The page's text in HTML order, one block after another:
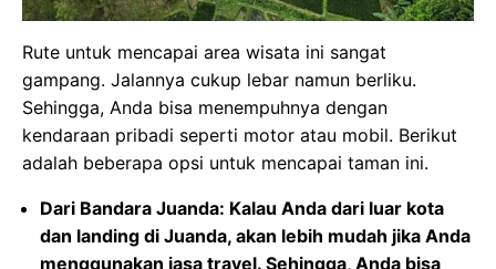
Rute untuk mencapai area wisata ini sangat
gampang. Jalannya cukup lebar namun berliku.
Sehingga, Anda bisa menempuhnya dengan
kendaraan pribadi seperti motor atau mobil. Berikut
adalah beberapa opsi untuk mencapai taman ini.
Dari Bandara Juanda: Kalau Anda dari luar kota
dan landing di Juanda, akan lebih mudah jika Anda
menggunakan jasa travel. Sehingga, Anda bisa